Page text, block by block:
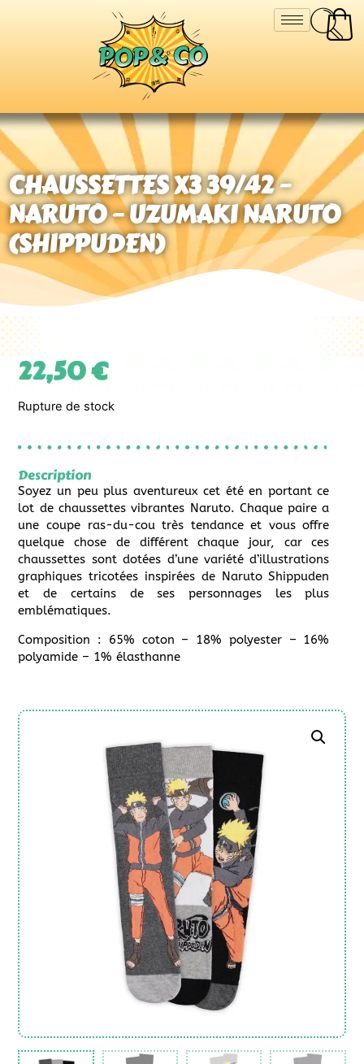
CHAUSSETTES X3 39/42 –
NARUTO – UZUMAKI NARUTO
(SHIPPUDEN)
22,50€
Rupture de stock
Description
Soyez un peu plus aventureux cet été en portant ce
lot de chaussettes vibrantes Naruto. Chaque paire a
une coupe ras-du-cou très tendance et vous offre
quelque chose de différent chaque jour, car ces
chaussettes sont dotées d’une variété d’illustrations
graphiques tricotées inspirées de Naruto Shippuden
et de certains de ses personnages les plus
emblématiques.
Composition : 65% coton – 18% polyester – 16%
polyamide – 1% élasthanne